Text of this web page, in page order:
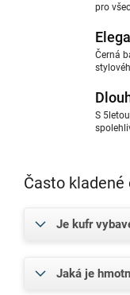
pro
Černá
S
Často kladené
Je kufr
Jaká je